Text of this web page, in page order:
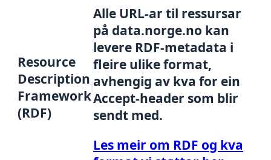
Resource
Description
Framework
(RDF)
Alle URL-ar til ressursar
på data.norge.no kan
levere RDF-metadata i
fleire ulike format,
avhengig av kva for ein
Accept-header som blir
sendt med.
Les meir om RDF og kva